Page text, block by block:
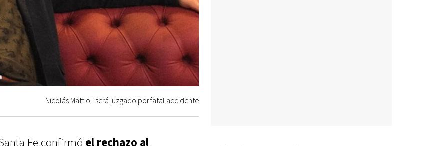
Nicolás Mattioli será juzgado por fatal accidente
Fe confirmó el rechazo al